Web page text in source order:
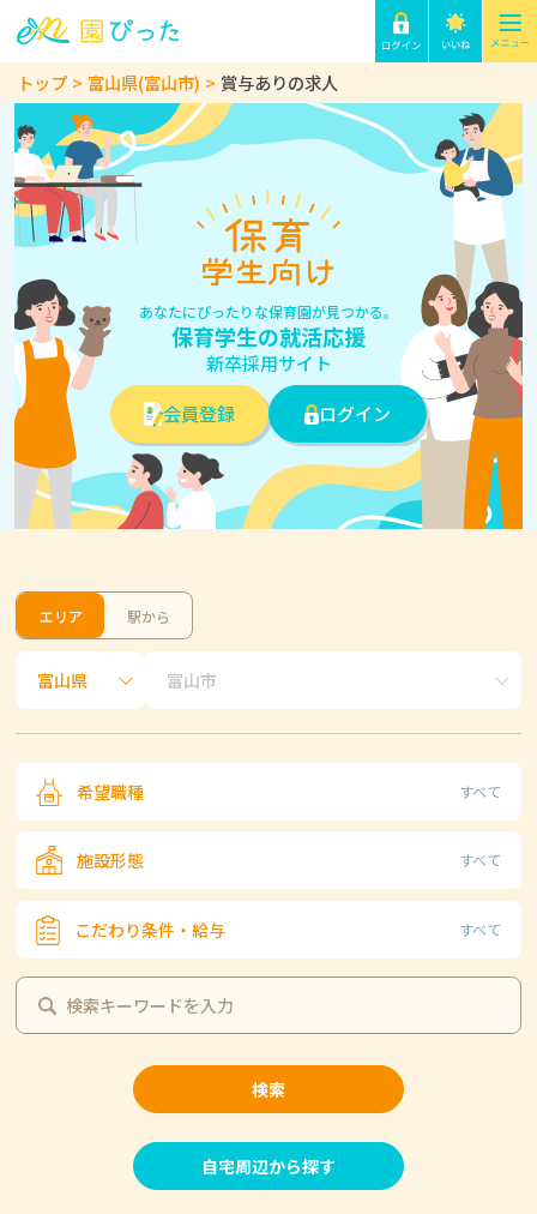
トップ 富山県(富山市) 賞与ありの求人
あなたにぴったりな保育園が見つかる。
保育学生の就活応援
新卒採用サイト
会員登録
ログイン
エリア 駅から
希望職種 すべて
施設形態 すべて
こだわり条件・給与 すべて
検索
自宅周辺から探す